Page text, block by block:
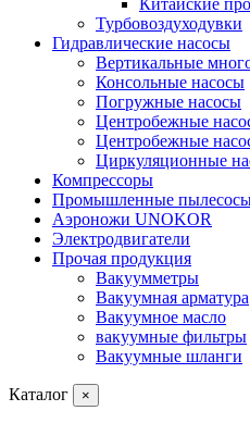
Китайские
Турбовоздуходувки
Гидравлические насосы
Вертикальные
Консольные насосы
Погружные насосы
Центробежные
Центробежные
Циркуляционные
Компрессоры
Промышленные
Аэроножи UNOKOR
Электродвигатели
Прочая продукция
Вакуумметры
Вакуумная арматура
Вакуумное масло
вакуумные фильтры
Вакуумные шланги
Каталог ×